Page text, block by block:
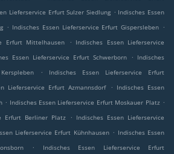
Lieferservice Erfurt Sulzer Siedlung . Indisches Essen
. Indisches Essen Lieferservice Erfurt Gispersleben .
Erfurt Mittelhausen
. Indisches Essen Lieferservice
Essen Lieferservice Erfurt Schwerborn . Indisches
.
Indisches Essen Lieferservice Erfurt
Lieferservice Erfurt Azmannsdorf . Indisches Essen
. Indisches Essen Lieferservice Erfurt Moskauer Platz .
Erfurt Berliner Platz
. Indisches Essen Lieferservice
Lieferservice Erfurt Kühnhausen . Indisches Essen
.
Indisches Essen Lieferservice Erfurt